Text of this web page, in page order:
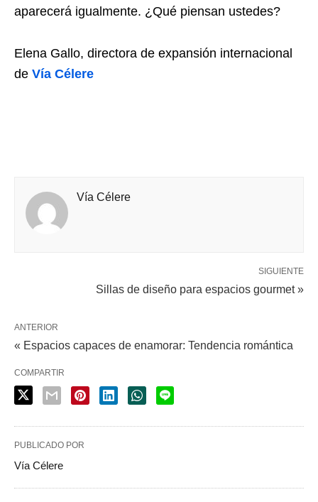
aparecerá igualmente. ¿Qué piensan ustedes?
Elena Gallo, directora de expansión internacional
de Vía Célere
Vía Célere
SIGUIENTE
Sillas de diseño para espacios gourmet »
ANTERIOR
« Espacios capaces de enamorar: Tendencia romántica
COMPARTIR
PUBLICADO POR
Vía Célere